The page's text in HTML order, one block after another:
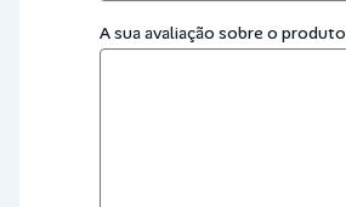
A sua avaliação sobre o produto